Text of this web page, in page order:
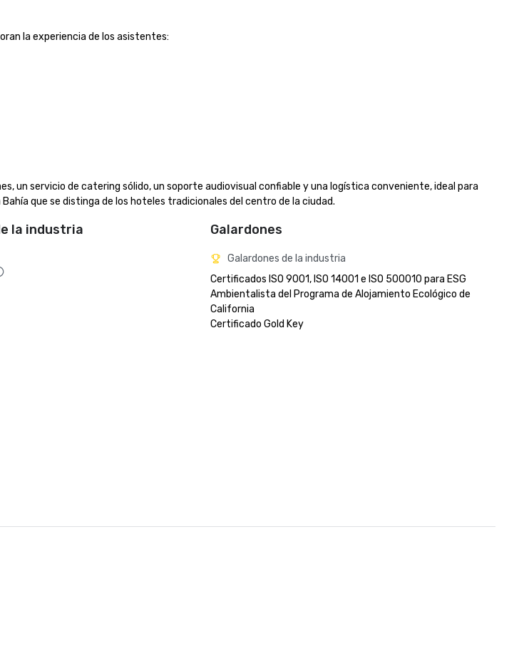
la experiencia de los asistentes:
un servicio de catering sólido, un soporte audiovisual confiable y una logística conveniente, ideal para
que se distinga de los hoteles tradicionales del centro de la ciudad.
la industria Galardones
Galardones de la industria
Certificados ISO 9001, ISO 14001 e ISO 500010 para ESG
Ambientalista del Programa de Alojamiento Ecológico de
California
Certificado Gold Key